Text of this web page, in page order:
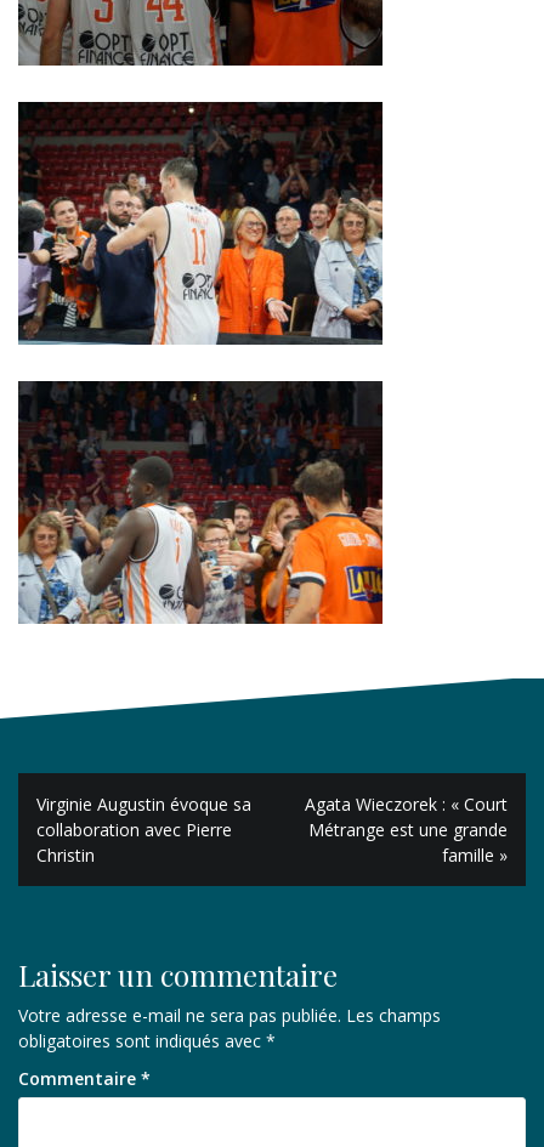
Navigation
de
l’article
Virginie Augustin évoque sa
collaboration avec Pierre
Christin
Agata Wieczorek : « Court
Métrange est une grande
famille »
Laisser un commentaire
Votre adresse e-mail ne sera pas publiée. Les champs
obligatoires sont indiqués avec *
Commentaire *